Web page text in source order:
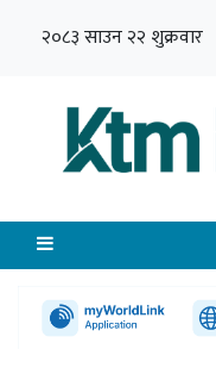
२०८३ साउन २२ शुक्रवार